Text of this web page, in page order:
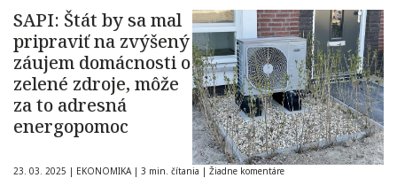
SAPI: Štát by sa mal
pripraviť na zvýšený
záujem domácnosti o
zelené zdroje, môže
za to adresná
energopomoc
23. 03. 2025 | EKONOMIKA | 3 min. čítania | Žiadne komentáre